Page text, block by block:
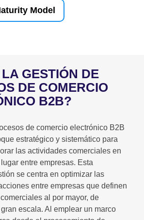
Model
GESTIÓN DE
DE COMERCIO
B2B?
de comercio electrónico B2B
estratégico y sistemático para
las actividades comerciales en
entre empresas. Esta
se centra en optimizar las
entre empresas que definen
al por mayor, de
escala. Al emplear un marco